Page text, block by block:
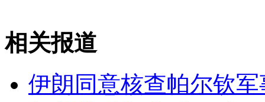
相关报道
伊朗同意核查帕尔钦